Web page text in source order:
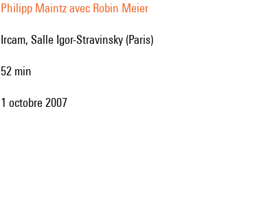
Philipp Maintz avec Robin Meier
Ircam, Salle Igor-Stravinsky (Paris)
52 min
1 octobre 2007